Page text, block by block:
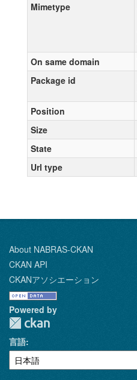
Mimetype
On same domain
Package id
Position
Size
State
Url type
About NABRAS-CKAN
CKAN API
CKANアソシエーション
Powered by
言語